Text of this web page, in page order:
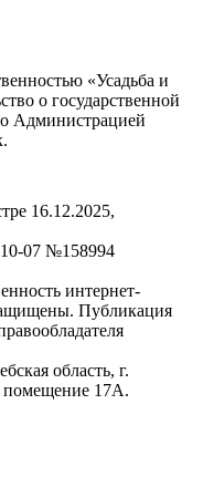
«Усадьба и
о государственной
Администрацией
16.12.2025,
07 №158994
интернет-
Публикация
область, г.
помещение 17А.